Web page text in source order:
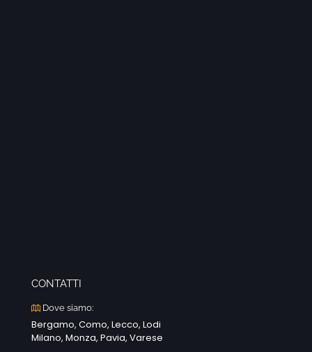
CONTATTI
Dove siamo:
Bergamo, Como, Lecco, Lodi
Milano, Monza, Pavia, Varese